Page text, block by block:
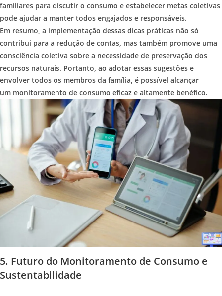
familiares para discutir o consumo e estabelecer metas coletivas
pode ajudar a manter todos engajados e responsáveis.
Em resumo, a implementação dessas dicas práticas não só
contribui para a redução de contas, mas também promove uma
consciência coletiva sobre a necessidade de preservação dos
recursos naturais. Portanto, ao adotar essas sugestões e
envolver todos os membros da família, é possível alcançar
um monitoramento de consumo eficaz e altamente benéfico.
5. Futuro do Monitoramento de Consumo e
Sustentabilidade